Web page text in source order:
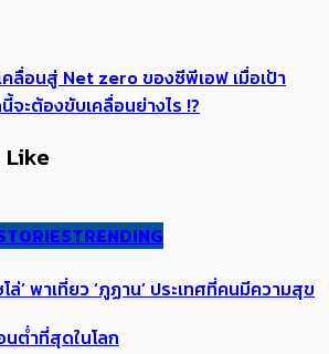
ลื่อนสู่ Net zero ของซีพีเอฟ เมื่อเป้า
จะต้องขับเคลื่อนย่างไร !?
TRENDING
ล่’ ​​พาเที่ยว ‘ภูฏาน’ ประเทศ​ที่คน​มีความสุข​
ต่ำที่สุดในโลก